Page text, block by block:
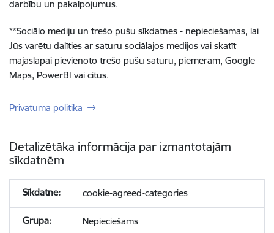
darbību un pakalpojumus.
**Sociālo mediju un trešo pušu sīkdatnes - nepieciešamas, lai
Jūs varētu dalīties ar saturu sociālajos medijos vai skatīt
mājaslapai pievienoto trešo pušu saturu, piemēram, Google
Maps, PowerBI vai citus.
Privātuma politika
Detalizētāka informācija par izmantotajām
sīkdatnēm
cookie-agreed-categories
Nepieciešams